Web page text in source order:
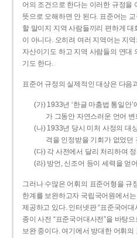
어의 조건으로 한다는 이러한 규정을
뜻으로 오해하면 안 된다. 표준어는
할 말이지 지역 사람들끼리 편하게
이 아니다. 오히려 여러 지역어는 지
자산이기도 하고 지역 사람들의 연대
기도 한다.
표준어 규정의 실제적인 대상은 다음
(가) 1933년 ‘한글 마춤법 통일안
가 그동안 자연스러운 언어
(나) 1933년 당시 미처 사정의 대
격을 인정받을 기회가 없었던
(다) 각 사전에서 달리 처리하여
(라) 방언, 신조어 등이 세력을 얻
그러나 수많은 어휘의 표준어형을 규
한계를 보완하고자 국립국어원에서
제공하고 있다. 인터넷판 “표준국어
종이 사전 “표준국어대사전”을 바탕
보완 중이다. 여기에서 방대한 어휘